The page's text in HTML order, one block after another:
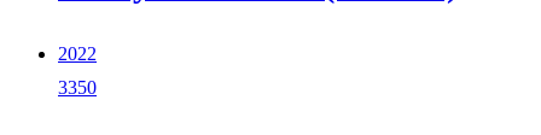
2022
3350